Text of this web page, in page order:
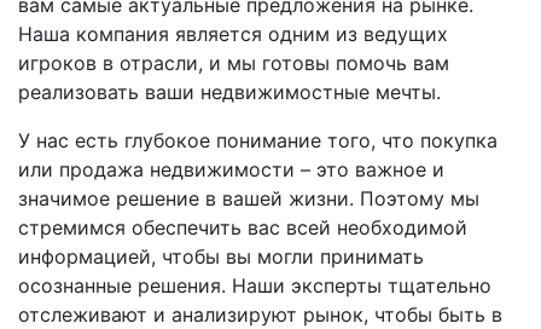
вам самые актуальные предложения на рынке.
Наша компания является одним из ведущих
игроков в отрасли, и мы готовы помочь вам
реализовать ваши недвижимостные мечты.
У нас есть глубокое понимание того, что покупка
или продажа недвижимости – это важное и
значимое решение в вашей жизни. Поэтому мы
стремимся обеспечить вас всей необходимой
информацией, чтобы вы могли принимать
осознанные решения. Наши эксперты тщательно
отслеживают и анализируют рынок, чтобы быть в